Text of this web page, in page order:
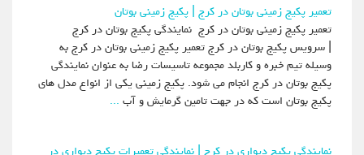
تعمیر پکیج زمینی بوتان در کرج | پکیج زمینی بوتان
تعمیر پکیج زمینی بوتان در کرج نمایندگی پکیج بوتان در کرج
| سرویس پکیج بوتان در کرج تعمیر پکیج زمینی بوتان در کرج به
وسیله تیم خبره و کاربلد مجموعه تاسیسات رضا به عنوان نمایندگی
پکیج بوتان در کرج انجام می شود. پکیج زمینی یکی از انواع مدل های
پکیج بوتان است که در جهت تامین گرمایش و آب...